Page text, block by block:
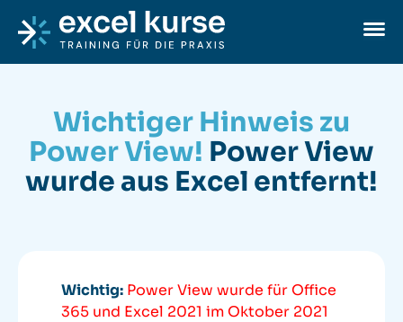
Excel-Kurse
Wichtiger Hinweis zu
Power View! Power View
wurde aus Excel entfernt!
Wichtig: Power View wurde für Office
365 und Excel 2021 im Oktober 2021